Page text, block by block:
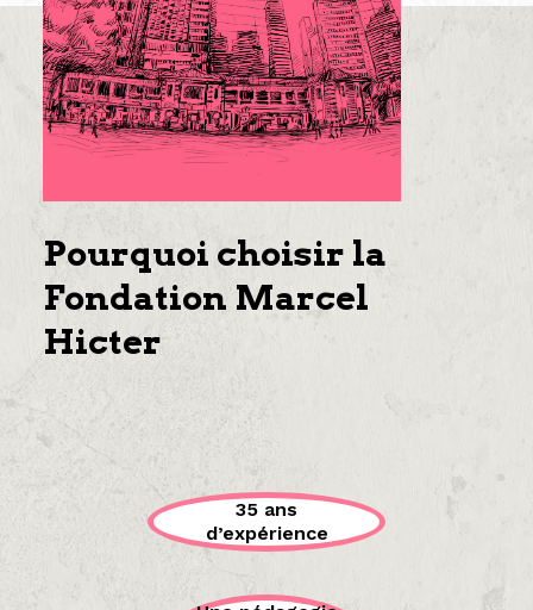
Pourquoi choisir la
Fondation Marcel
Hicter
35 ans
d’expérience